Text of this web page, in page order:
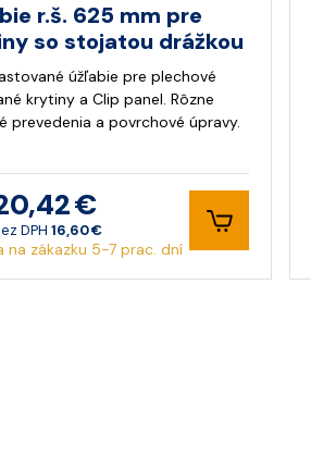
r.š. 625 mm pre
so stojatou drážkou
úžľabie pre plechové
krytiny a Clip panel. Rôzne
prevedenia a povrchové úpravy.
€
DPH 16,60 €
na zákazku 5-7 prac. dní